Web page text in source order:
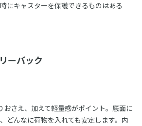
にキャスターを保護できるものはある
ーバック
おさえ、加えて軽量感がポイント。底面に
どんなに荷物を入れても安定します。内